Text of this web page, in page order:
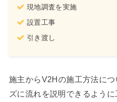
現地調査を実施
設置工事
引き渡し
施主からV2Hの施工方法に
ズに流れを説明できるよう